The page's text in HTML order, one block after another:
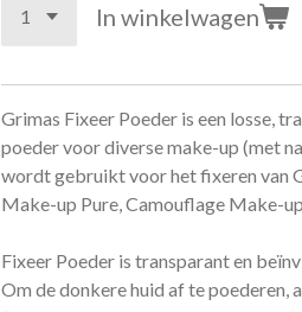
In winkelwagen
Grimas Fixeer Poeder is een losse,
poeder voor diverse make-up (met
wordt gebruikt voor het fixeren van
Make-up Pure, Camouflage Make-
Fixeer Poeder is transparant en
Om de donkere huid af te poederen,